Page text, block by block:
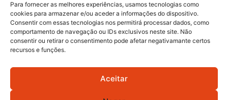
Para fornecer as melhores experiências, usamos tecnologias como
cookies para armazenar e/ou aceder a informações do dispositivo.
Consentir com essas tecnologias nos permitirá processar dados, como
comportamento de navegação ou IDs exclusivos neste site. Não
consentir ou retirar o consentimento pode afetar negativamante certos
recursos e funções.
Aceitar
Subscreva Newsletter:
QUERO ADERIR